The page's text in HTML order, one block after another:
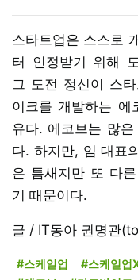
스타트업은 스스로
터 인정받기 위해
그 도전 정신이 스
이크를 개발하는 에
유다. 에코브는 많은
다. 하지만, 임 대표
은 틈새지만 또 다른
기 때문이다.
글 / IT동아 권명관
#스케일업 #스케일업